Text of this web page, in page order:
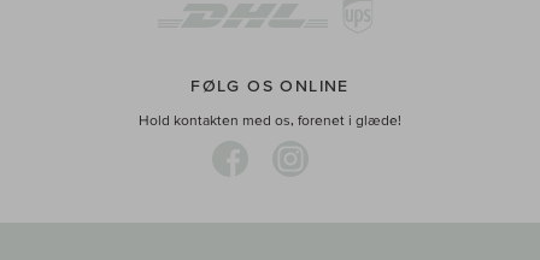
FØLG OS ONLINE
Hold kontakten med os, forenet i glæde!